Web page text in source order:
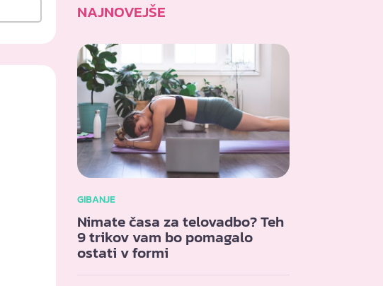
NAJNOVEJŠE
GIBANJE
Nimate časa za telovadbo? Teh
9 trikov vam bo pomagalo
ostati v formi